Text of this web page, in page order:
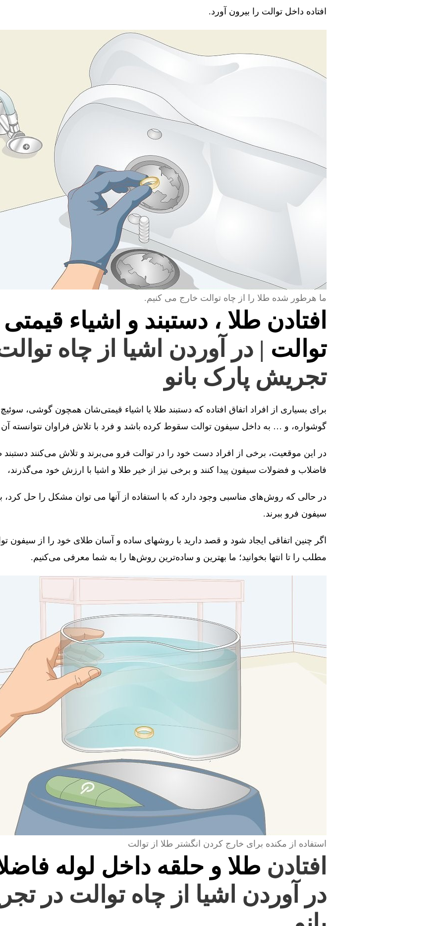
افتاده داخل توالت را بیرون آورد.
ما هرطور شده طلا را از چاه توالت خارج می کنیم.
افتادن طلا ، دستبند و اشیاء
توالت | در آوردن اشیا از چاه
تجریش پارک بانو
برای بسیاری از افراد اتفاق افتاده که دستبند طلا یا اشیاء قیمتی‌شان همچون گوشی،
گوشواره، و … به داخل سیفون توالت سقوط کرده باشد و فرد با تلاش فراوان نتوانسته آن
در این موقعیت، برخی از افراد دست خود را در توالت فرو می‌برند و تلاش می‌کنند دستبند
فاضلاب و فضولات سیفون پیدا کنند و برخی نیز از خیر طلا و اشیا با ارزش خود می‌گذرند،
در حالی که روش‌های مناسبی وجود دارد که با استفاده از آنها می توان مشکل را حل
سیفون فرو ببرند.
اگر چنین اتفاقی ایجاد شود و قصد دارید با روشهای ساده و آسان طلای خود را از سیفون
مطلب را تا انتها بخوانید؛ ما بهترین و ساده‌ترین روش‌ها را به شما معرفی می‌کنیم.
استفاده از مکنده برای خارج کردن انگشتر طلا از توالت
افتادن طلا و حلقه داخل لوله
در آوردن اشیا از چاه توالت در